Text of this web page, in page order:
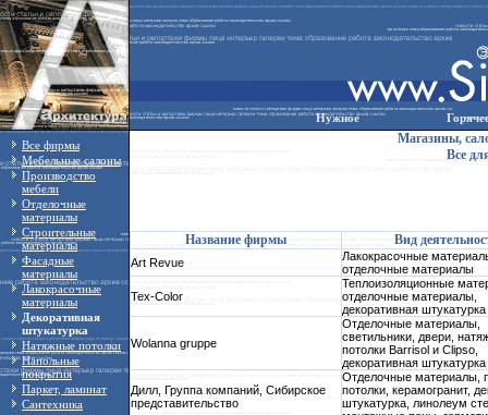
Нужное
Все фирмы
Мебельные салоны
Производство
мебели
Отделочные
материалы
Строительные
материалы
Фасадные
материалы
Лакокрасочные
материалы
Декоративная
штукатурка
Натяжные потолки
Напольные
покрытия
Паркет, ламинат
Сантехника
Магазины,
Все
Название фирмы Вид
Art Revue
Лакокрасочные
отделочные материалы
Tex-Color
Теплоизоляционные
отделочные материалы,
декоративная штукатурка
Wolanna gruppe
Отделочные материалы,
светильники, двери,
потолки Barrisol и Clipso,
декоративная
Дилл, Группа компаний, Сибирское
представительство
Отделочные материалы,
потолки, керамогранит,
штукатурка, линолеум